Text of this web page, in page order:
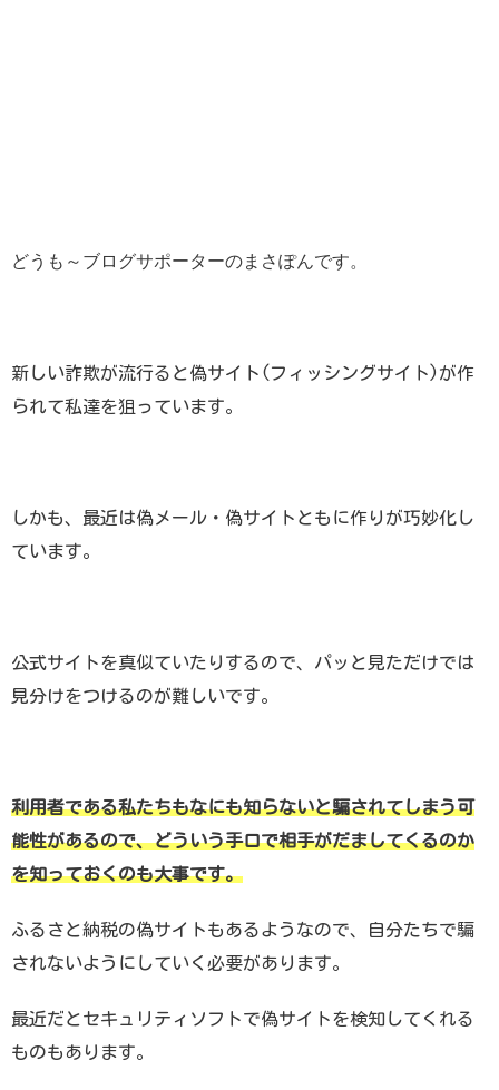
どうも～ブログサポーターのまさぽんです。
新しい詐欺が流行ると偽サイト(フィッシングサイト)が作
られて私達を狙っています。
しかも、最近は偽メール・偽サイトともに作りが巧妙化し
ています。
公式サイトを真似ていたりするので、パッと見ただけでは
見分けをつけるのが難しいです。
利用者である私たちもなにも知らないと騙されてしまう可
能性があるので、どういう手口で相手がだましてくるのか
を知っておくのも大事です。
ふるさと納税の偽サイトもあるようなので、自分たちで騙
されないようにしていく必要があります。
最近だとセキュリティソフトで偽サイトを検知してくれる
ものもあります。